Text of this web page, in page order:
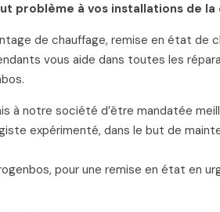
problème à vos installations de la
de chauffage, remise en état
vous aide dans toutes les
à notre société d’être mandatée
expérimenté, dans le but de
pour une remise en état en